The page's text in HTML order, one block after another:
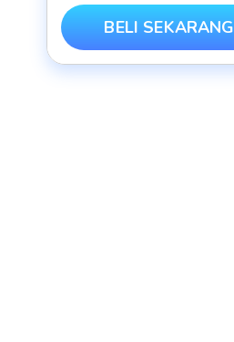
BELI SEKARANG